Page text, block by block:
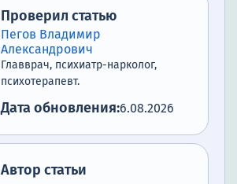
Проверил статью
Пегов Владимир
Александрович
Главврач, психиатр-нарколог,
психотерапевт.
Дата обновления:6.08.2026
Автор статьи